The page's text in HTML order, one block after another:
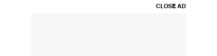
CLOSE AD